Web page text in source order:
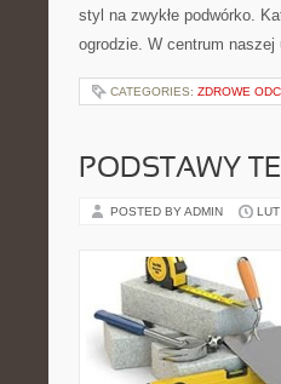
styl na zwykłe podwórko.
ogrodzie. W centrum
CATEGORIES: ZDROWE
PODSTAWY
POSTED BY ADMIN